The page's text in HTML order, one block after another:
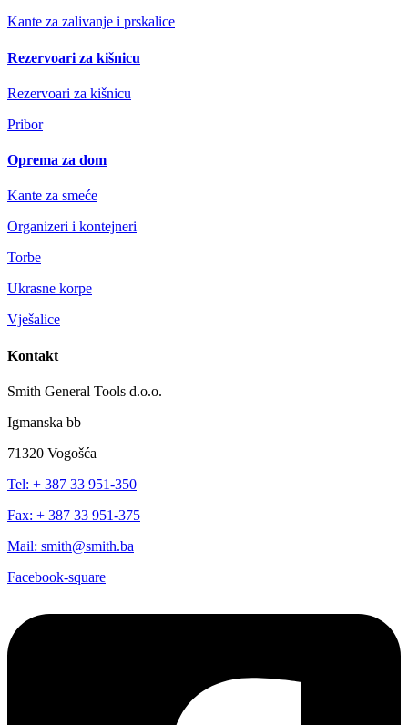
Kante za zalivanje i prskalice
Rezervoari za kišnicu
Rezervoari za kišnicu
Pribor
Oprema za dom
Kante za smeće
Organizeri i kontejneri
Torbe
Ukrasne korpe
Vješalice
Kontakt
Smith General Tools d.o.o.
Igmanska bb
71320 Vogošća
Tel: + 387 33 951-350
Fax: + 387 33 951-375
Mail: smith@smith.ba
Facebook-square